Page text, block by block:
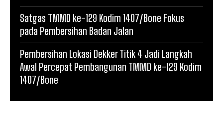
Satgas TMMD ke-129 Kodim 1407/Bone Fokus
pada Pembersihan Badan Jalan
Pembersihan Lokasi Dekker Titik 4 Jadi Langkah
Awal Percepat Pembangunan TMMD ke-129 Kodim
1407/Bone